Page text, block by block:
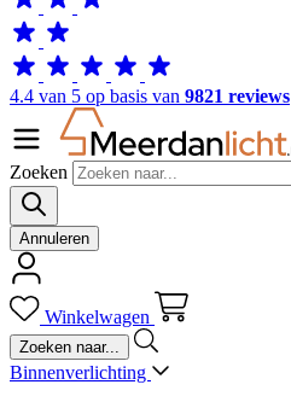
4.4 van 5 op basis van 9821 reviews
Zoeken
Annuleren
Winkelwagen
Binnenverlichting